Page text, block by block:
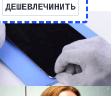
ДЕШЕВЛЕЧИНИТЬ